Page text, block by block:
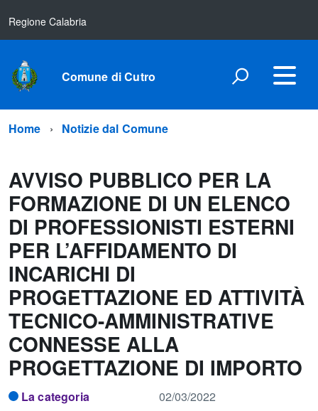
Regione Calabria
Comune di Cutro
Home Notizie dal Comune
AVVISO PUBBLICO PER LA
FORMAZIONE DI UN ELENCO
DI PROFESSIONISTI ESTERNI
PER L’AFFIDAMENTO DI
INCARICHI DI
PROGETTAZIONE ED ATTIVITÀ
TECNICO-AMMINISTRATIVE
CONNESSE ALLA
PROGETTAZIONE DI IMPORTO
La categoria 02/03/2022